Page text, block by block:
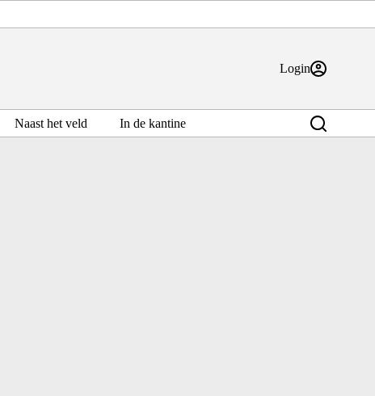
Login
Naast het veld In de kantine